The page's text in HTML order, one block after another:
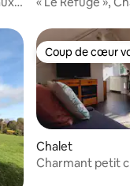
Coup de cœur
Coup de cœur
Chalet
Charmant petit